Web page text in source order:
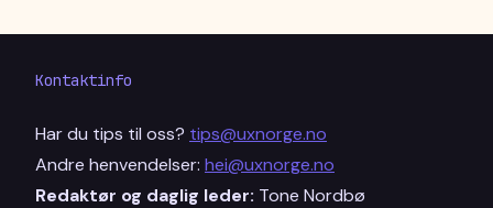
Kontaktinfo
Har du tips til oss? tips@uxnorge.no
Andre henvendelser: hei@uxnorge.no
Redaktør og daglig leder: Tone Nordbø